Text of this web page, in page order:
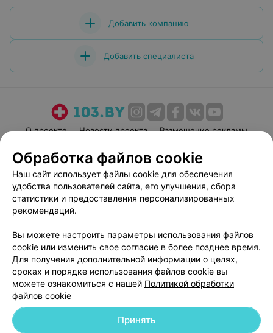
Добавить компанию
Добавить специалиста
О проекте Новости проекта
Размещение рекламы
Пользовательское соглашение
Способы оплаты
Вакансии
Партнеры
Написать руководителю 103.by
Персональные настройки cookie
Обработка персональных данных
Обработка файлов cookie
Наш сайт использует файлы cookie для обеспечения
удобства пользователей сайта, его улучшения, сбора
статистики и предоставления персонализированных
рекомендаций.
Вы можете настроить параметры использования файлов
cookie или изменить свое согласие в более позднее время.
Для получения дополнительной информации о целях,
сроках и порядке использования файлов cookie вы
можете ознакомиться с нашей Политикой обработки
файлов cookie
Принять